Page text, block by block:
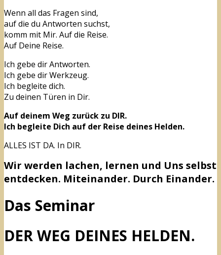
Wenn all das Fragen sind,
auf die du Antworten suchst,
komm mit Mir. Auf die Reise.
Auf Deine Reise.
Ich gebe dir Antworten.
Ich gebe dir Werkzeug.
Ich begleite dich.
Zu deinen Türen in Dir.
Auf deinem Weg zurück zu DIR.
Ich begleite Dich auf der Reise deines Helden.
ALLES IST DA. In DIR.
Wir werden lachen, lernen und Uns selbst
entdecken. Miteinander. Durch Einander.
Das Seminar
DER WEG DEINES HELDEN.